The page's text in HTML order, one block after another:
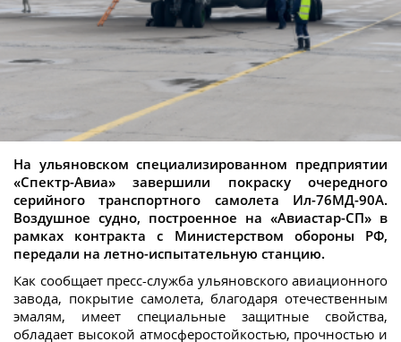
На ульяновском специализированном предприятии
«Спектр-Авиа» завершили покраску очередного
серийного транспортного самолета Ил-76МД-90А.
Воздушное судно, построенное на «Авиастар-СП» в
рамках контракта с Министерством обороны РФ,
передали на летно-испытательную станцию.
Как сообщает пресс-служба ульяновского авиационного
завода, покрытие самолета, благодаря отечественным
эмалям, имеет специальные защитные свойства,
обладает высокой атмосферостойкостью, прочностью и